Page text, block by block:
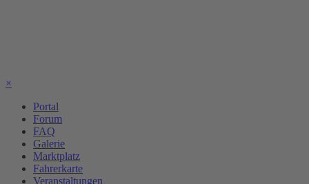
×
Portal
Forum
FAQ
Galerie
Marktplatz
Fahrerkarte
Veranstaltungen